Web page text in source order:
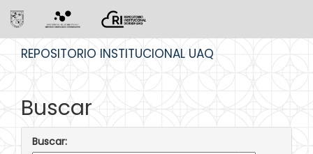
REPOSITORIO INSTITUCIONAL UAQ
Buscar
Buscar: